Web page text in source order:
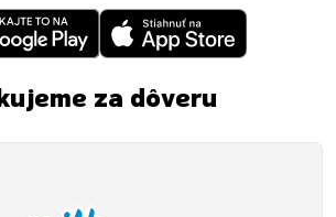
za dôveru